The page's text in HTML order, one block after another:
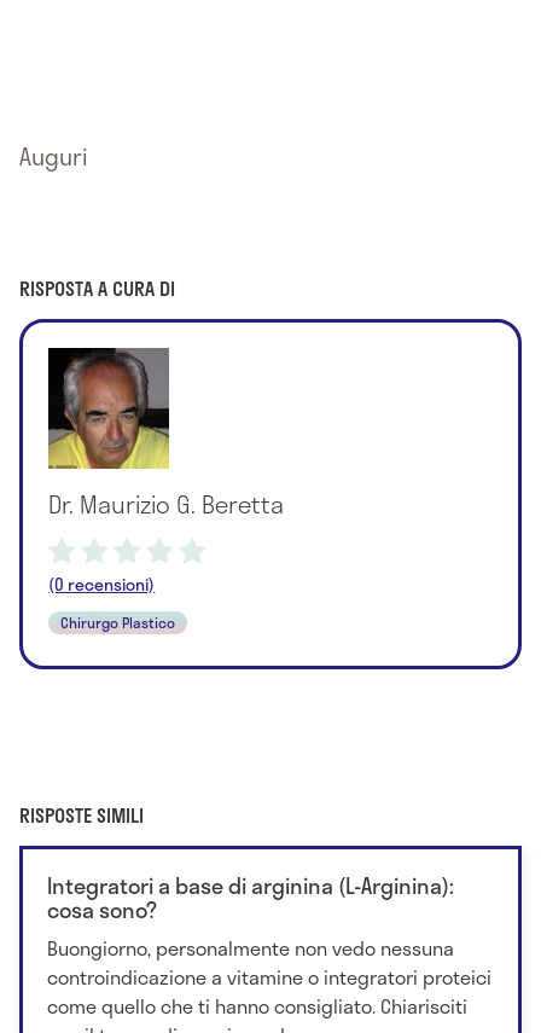
Auguri
RISPOSTA A CURA DI
Dr. Maurizio G. Beretta
(0 recensioni)
Chirurgo Plastico
RISPOSTE SIMILI
Integratori a base di arginina (L-Arginina):
cosa sono?
Buongiorno, personalmente non vedo nessuna
controindicazione a vitamine o integratori proteici
come quello che ti hanno consigliato. Chiarisciti